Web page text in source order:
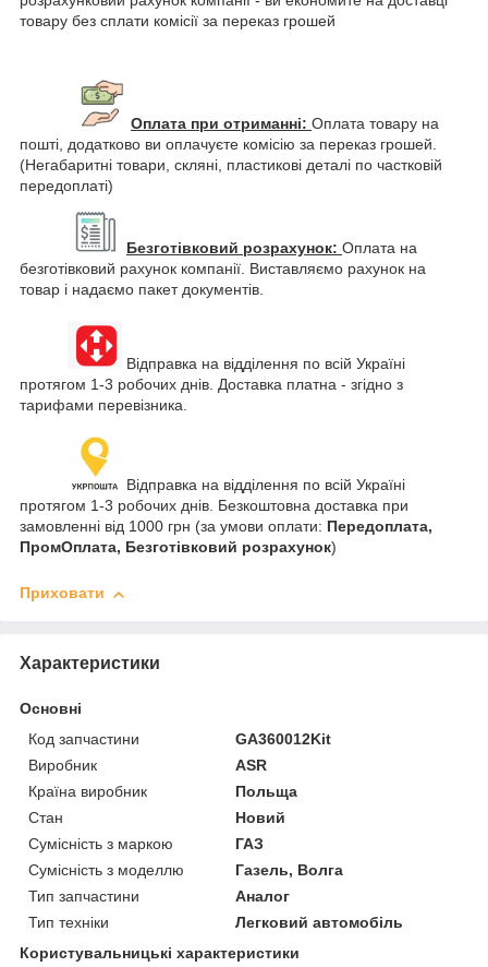
товару без сплати комісії за переказ грошей
Оплата при отриманні: Оплата товару на
пошті, додатково ви оплачуєте комісію за переказ грошей.
(Негабаритні товари, скляні, пластикові деталі по частковій
передоплаті)
Безготівковий розрахунок: Оплата на
безготівковий рахунок компанії. Виставляємо рахунок на
товар і надаємо пакет документів.
Відправка на відділення по всій Україні
протягом 1-3 робочих днів. Доставка платна - згідно з
тарифами перевізника.
Відправка на відділення по всій Україні
протягом 1-3 робочих днів. Безкоштовна доставка при
замовленні від 1000 грн (за умови оплати: Передоплата,
ПромОплата, Безготівковий розрахунок)
Приховати
Характеристики
Основні
Код запчастини
GA360012Kit
Виробник
ASR
Країна виробник
Польща
Стан
Новий
Сумісність з маркою
ГАЗ
Сумісність з моделлю
Газель, Волга
Тип запчастини
Аналог
Тип техніки
Легковий автомобіль
Користувальницькі характеристики